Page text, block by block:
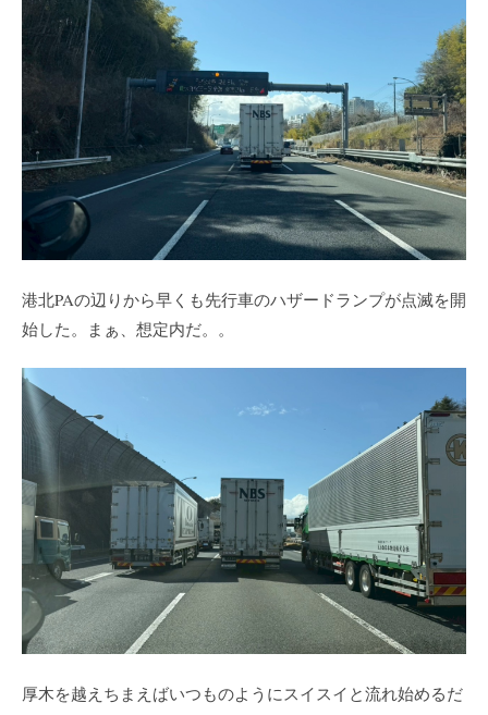
港北PAの辺りから早くも先行車のハザードランプが点滅を開
始した。まぁ、想定内だ。。
厚木を越えちまえばいつものようにスイスイと流れ始めるだ